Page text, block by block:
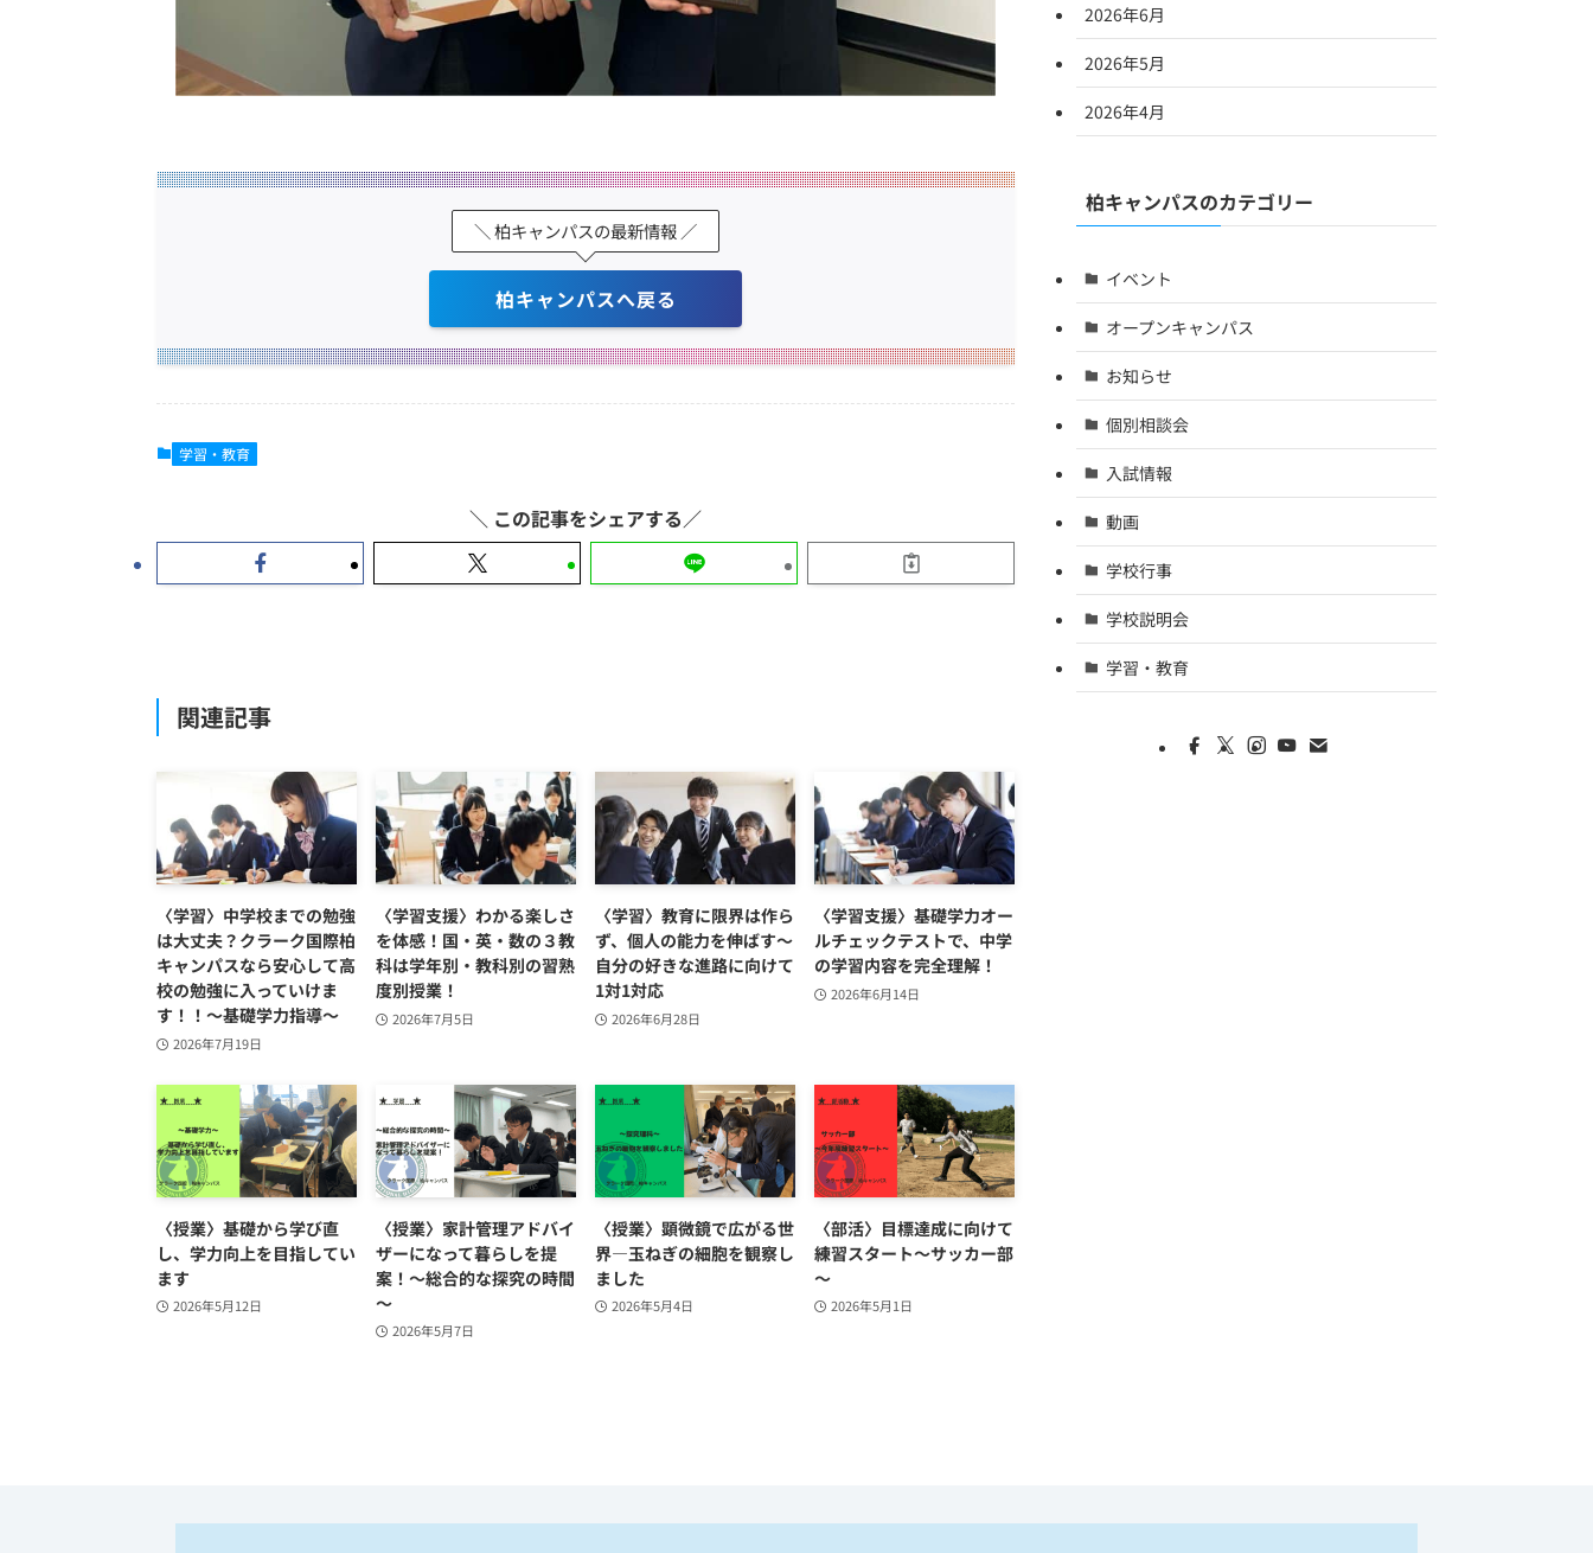
＼ 柏キャンパスの最新情報 ／
柏キャンパスへ戻る
学習・教育
関連記事
〈学習〉中学校までの勉強
は大丈夫？クラーク国際柏
キャンパスなら安心して高
校の勉強に入っていけま
す！！～基礎学力指導～
2026年7月19日
〈学習支援〉わかる楽しさ
を体感！国・英・数の３教
科は学年別・教科別の習熟
度別授業！
2026年7月5日
〈学習〉教育に限界は作ら
ず、個人の能力を伸ばす～
自分の好きな進路に向けて
1対1対応
2026年6月28日
〈学習支援〉基礎学力オー
ルチェックテストで、中学
の学習内容を完全理解！
2026年6月14日
〈授業〉基礎から学び直
し、学力向上を目指してい
ます
2026年5月12日
〈授業〉家計管理アドバイ
ザーになって暮らしを提
案！～総合的な探究の時間
～
2026年5月7日
〈授業〉顕微鏡で広がる世
界―玉ねぎの細胞を観察し
ました
2026年5月4日
〈部活〉目標達成に向けて
練習スタート～サッカー部
～
2026年5月1日
2026年6月
2026年5月
2026年4月
柏キャンパスのカテゴリー
イベント
オープンキャンパス
お知らせ
個別相談会
入試情報
動画
学校行事
学校説明会
学習・教育